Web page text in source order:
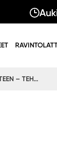
RAVINTOLAT
KAARI PANOSTAA VASTUULLISUUTEEN – TEHOKKAAT ENERGIARATKAISUT MODERNILLA RAKENNUSAUTOMAATIOLLA